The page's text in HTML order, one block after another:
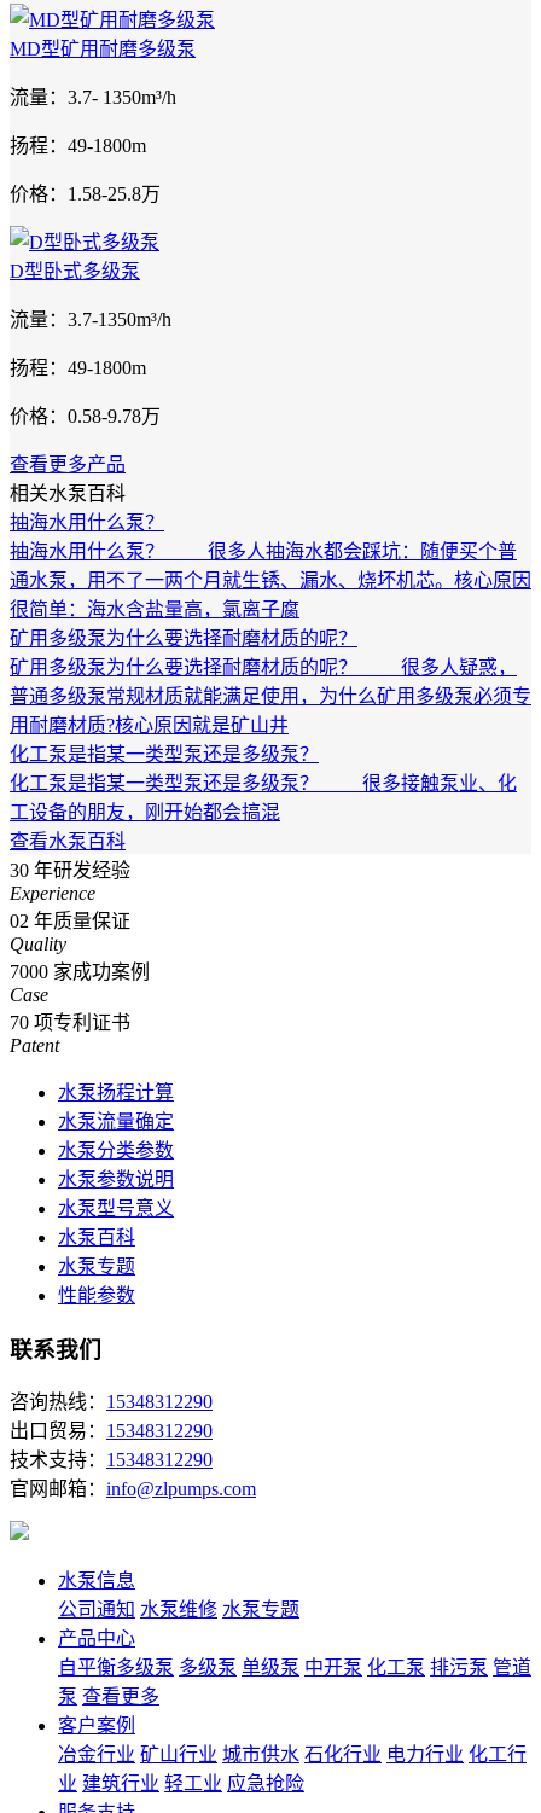
MD型矿用耐磨多级泵
流量：3.7- 1350m³/h
扬程：49-1800m
价格：1.58-25.8万
D型卧式多级泵
流量：3.7-1350m³/h
扬程：49-1800m
价格：0.58-9.78万
查看更多产品
相关水泵百科
抽海水用什么泵？
抽海水用什么泵？ 很多人抽海水都会踩坑：随便买个普
通水泵，用不了一两个月就生锈、漏水、烧坏机芯。核心原因
很简单：海水含盐量高，氯离子腐
矿用多级泵为什么要选择耐磨材质的呢？
矿用多级泵为什么要选择耐磨材质的呢？ 很多人疑惑，
普通多级泵常规材质就能满足使用，为什么矿用多级泵必须专
用耐磨材质?核心原因就是矿山井
化工泵是指某一类型泵还是多级泵？
化工泵是指某一类型泵还是多级泵？ 很多接触泵业、化
工设备的朋友，刚开始都会搞混
查看水泵百科
30 年研发经验
Experience
02 年质量保证
Quality
7000 家成功案例
Case
70 项专利证书
Patent
水泵扬程计算
水泵流量确定
水泵分类参数
水泵参数说明
水泵型号意义
水泵百科
水泵专题
性能参数
联系我们
咨询热线： 15348312290
出口贸易： 15348312290
技术支持： 15348312290
官网邮箱： info@zlpumps.com
水泵信息
公司通知 水泵维修 水泵专题
产品中心
自平衡多级泵 多级泵 单级泵 中开泵 化工泵 排污泵 管道
泵 查看更多
客户案例
冶金行业 矿山行业 城市供水 石化行业 电力行业 化工行
业 建筑行业 轻工业 应急抢险